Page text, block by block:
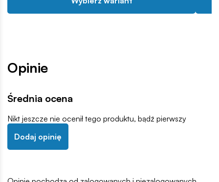
Opinie
Średnia ocena
Nikt jeszcze nie ocenił tego produktu, bądź pierwszy
Dodaj opinię